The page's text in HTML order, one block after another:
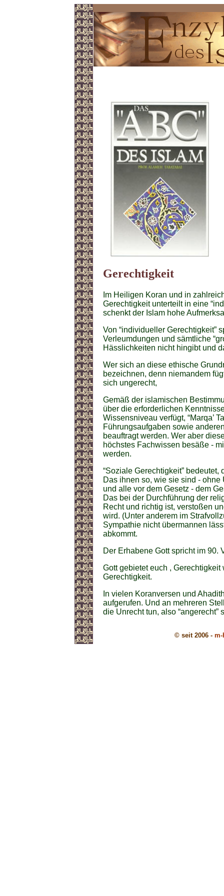
Gerechtigkeit
Im Heiligen Koran und in
Gerechtigkeit unterteilt in eine
schenkt der Islam hohe
Von “individueller Gerechtigkeit”
Verleumdungen und sämtliche
Hässlichkeiten nicht hingibt und
Wer sich an diese ethische
bezeichnen, denn niemandem
sich ungerecht,
Gemäß der islamischen
über die erforderlichen
Wissensniveau verfügt, “Marqa’
Führungsaufgaben sowie
beauftragt werden. Wer aber
höchstes Fachwissen besäße -
werden.
“Soziale Gerechtigkeit”
Das ihnen so, wie sie sind -
und alle vor dem Gesetz - dem
Das bei der Durchführung der
Recht und richtig ist, verstoßen
wird. (Unter anderem im
Sympathie nicht übermannen
abkommt.
Der Erhabene Gott spricht im 90.
Gott gebietet euch ,
Gerechtigkeit.
In vielen Koranversen und
aufgerufen. Und an mehreren
die Unrecht tun, also “angerecht”
© seit 2006 - m-